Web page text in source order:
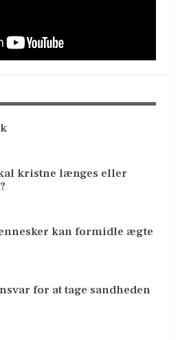
kristne længes eller
kan formidle ægte
for at tage sandheden